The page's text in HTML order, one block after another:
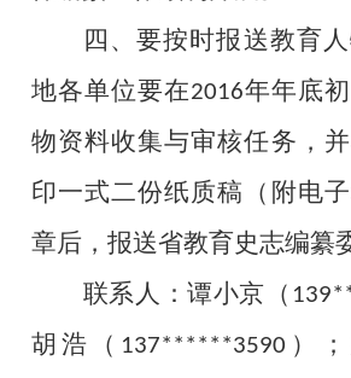
四、要按时报送教育人
地各单位要在2016年年底
物资料收集与审核任务，
印一式二份纸质稿（附电
章后，报送省教育史志编纂
联系人：谭小京（
胡浩（ 137******3590 ）